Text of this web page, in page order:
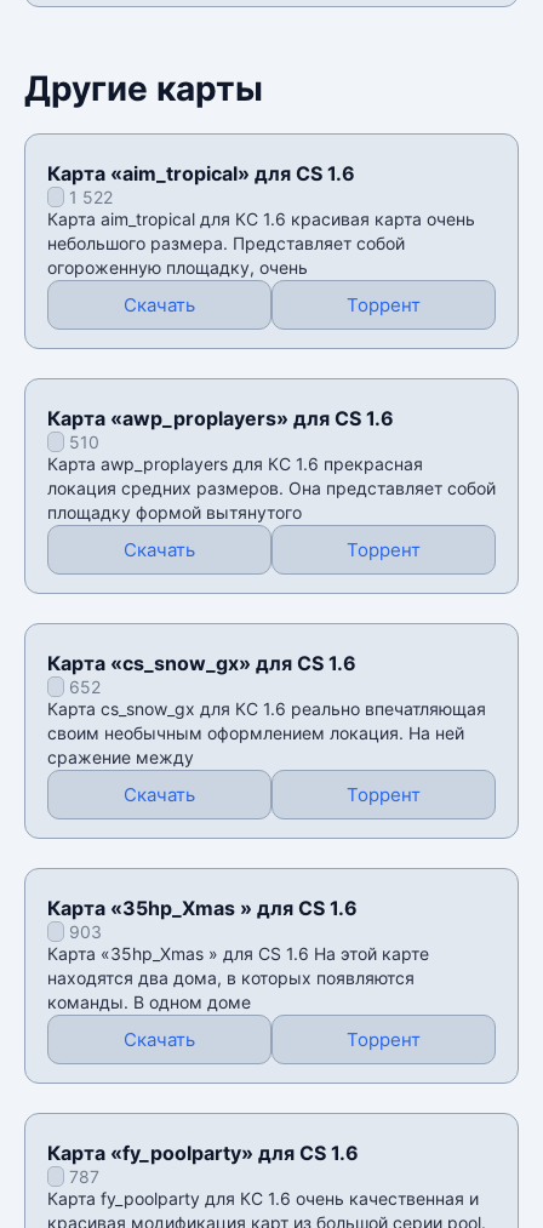
Другие карты
Карта «aim_tropical» для CS 1.6
1 522
Карта aim_tropical для КС 1.6 красивая карта очень
небольшого размера. Представляет собой
огороженную площадку, очень
Скачать Торрент
Карта «awp_proplayers» для CS 1.6
510
Карта awp_proplayers для КС 1.6 прекрасная
локация средних размеров. Она представляет собой
площадку формой вытянутого
Скачать Торрент
Карта «cs_snow_gx» для CS 1.6
652
Карта cs_snow_gx для КС 1.6 реально впечатляющая
своим необычным оформлением локация. На ней
сражение между
Скачать Торрент
Карта «35hp_Xmas » для CS 1.6
903
Карта «35hp_Xmas » для CS 1.6 На этой карте
находятся два дома, в которых появляются
команды. В одном доме
Скачать Торрент
Карта «fy_poolparty» для CS 1.6
787
Карта fy_poolparty для КС 1.6 очень качественная и
красивая модификация карт из большой серии pool.